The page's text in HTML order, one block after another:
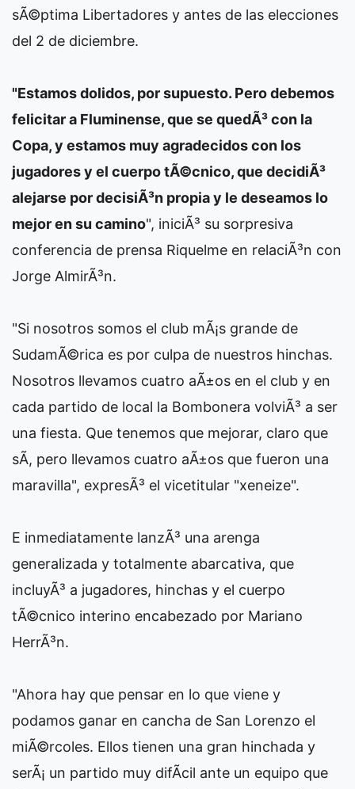
sÃ©ptima Libertadores y antes de las elecciones
del 2 de diciembre.
"Estamos dolidos, por supuesto. Pero debemos
felicitar a Fluminense, que se quedÃ³ con la
Copa, y estamos muy agradecidos con los
jugadores y el cuerpo tÃ©cnico, que decidiÃ³
alejarse por decisiÃ³n propia y le deseamos lo
mejor en su camino", iniciÃ³ su sorpresiva
conferencia de prensa Riquelme en relaciÃ³n con
Jorge AlmirÃ³n.
"Si nosotros somos el club mÃ¡s grande de
SudamÃ©rica es por culpa de nuestros hinchas.
Nosotros llevamos cuatro aÃ±os en el club y en
cada partido de local la Bombonera volviÃ³ a ser
una fiesta. Que tenemos que mejorar, claro que
sÃ­, pero llevamos cuatro aÃ±os que fueron una
maravilla", expresÃ³ el vicetitular "xeneize".
E inmediatamente lanzÃ³ una arenga
generalizada y totalmente abarcativa, que
incluyÃ³ a jugadores, hinchas y el cuerpo
tÃ©cnico interino encabezado por Mariano
HerrÃ³n.
"Ahora hay que pensar en lo que viene y
podamos ganar en cancha de San Lorenzo el
miÃ©rcoles. Ellos tienen una gran hinchada y
serÃ¡ un partido muy difÃ­cil ante un equipo que